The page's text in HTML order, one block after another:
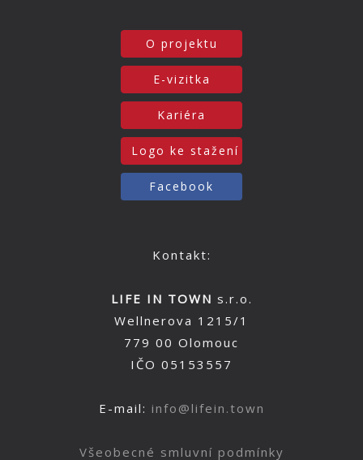
O projektu
E-vizitka
Kariéra
Logo ke stažení
Facebook
Kontakt:
LIFE IN TOWN s.r.o.
Wellnerova 1215/1
779 00 Olomouc
IČO 05153557
E-mail: info@lifein.town
Všeobecné smluvní podmínky